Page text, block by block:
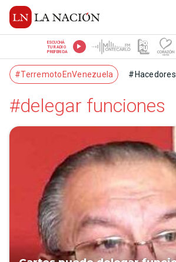
ESCUCHÁ
TU RADIO
PREFERIDA
#TerremotoEnVenezuela #Hacedores
#delegar funciones